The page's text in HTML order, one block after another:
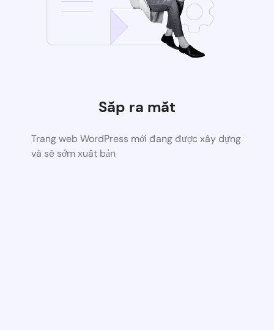
Sắp ra mắt
Trang web WordPress mới đang được xây dựng
và sẽ sớm xuất bản